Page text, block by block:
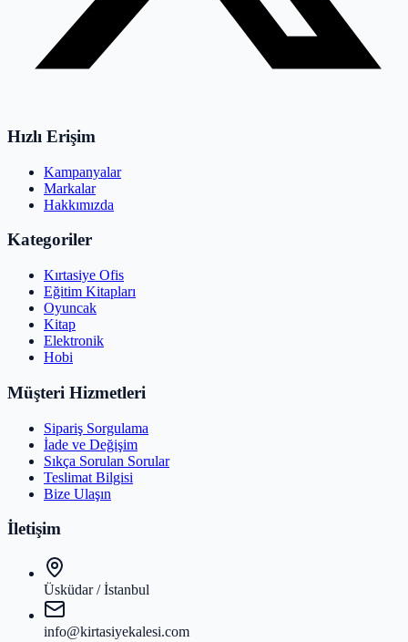
Hızlı Erişim
Kampanyalar
Markalar
Hakkımızda
Kategoriler
Kırtasiye Ofis
Eğitim Kitapları
Oyuncak
Kitap
Elektronik
Hobi
Müşteri Hizmetleri
Sipariş Sorgulama
İade ve Değişim
Sıkça Sorulan Sorular
Teslimat Bilgisi
Bize Ulaşın
İletişim
Üsküdar / İstanbul
info@kirtasiyekalesi.com